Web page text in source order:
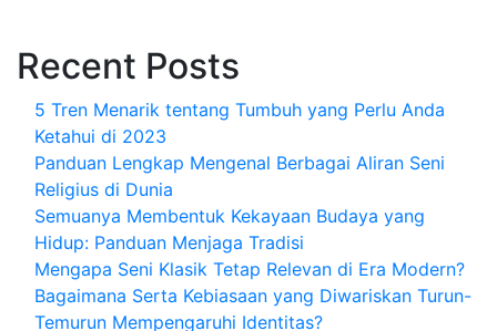
Recent Posts
5 Tren Menarik tentang Tumbuh yang Perlu Anda
Ketahui di 2023
Panduan Lengkap Mengenal Berbagai Aliran Seni
Religius di Dunia
Semuanya Membentuk Kekayaan Budaya yang
Hidup: Panduan Menjaga Tradisi
Mengapa Seni Klasik Tetap Relevan di Era Modern?
Bagaimana Serta Kebiasaan yang Diwariskan Turun-
Temurun Mempengaruhi Identitas?